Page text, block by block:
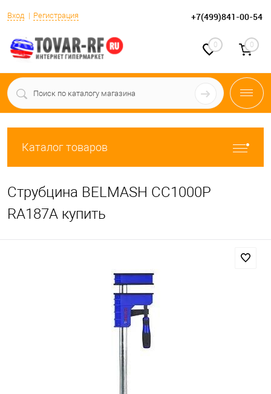
Вход Регистрация +7(499)841-00-54
0 0
Каталог товаров
Струбцина BELMASH СС1000P
RA187A купить